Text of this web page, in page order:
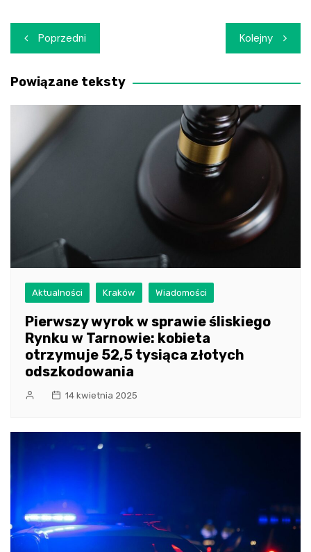
Nawigacja
wpisu
Poprzedni Kolejny
Powiązane teksty
Aktualności Kraków Wiadomości
Pierwszy wyrok w sprawie śliskiego
Rynku w Tarnowie: kobieta
otrzymuje 52,5 tysiąca złotych
odszkodowania
14 kwietnia 2025